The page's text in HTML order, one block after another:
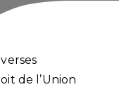
de l’Union